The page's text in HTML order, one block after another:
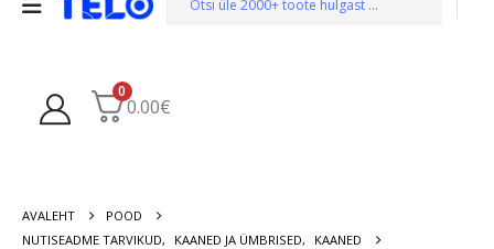
0
0.00€
AVALEHT
POOD
NUTISEADME TARVIKUD, KAANED JA ÜMBRISED,
KAANED